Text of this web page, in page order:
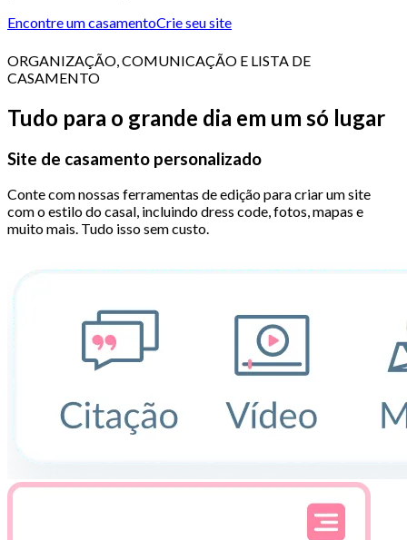
Encontre um casamentoCrie seu site
ORGANIZAÇÃO, COMUNICAÇÃO E LISTA DE
CASAMENTO
Tudo para o grande dia em um só lugar
Site de casamento personalizado
Conte com nossas ferramentas de edição para criar um site
com o estilo do casal, incluindo dress code, fotos, mapas e
muito mais. Tudo isso sem custo.